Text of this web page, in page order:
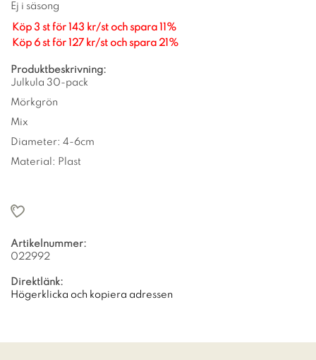
Ej i säsong
Köp 3 st för 143 kr/st och spara 11%
Köp 6 st för 127 kr/st och spara 21%
Produktbeskrivning:
Julkula 30-pack
Mörkgrön
Mix
Diameter: 4-6cm
Material: Plast
Artikelnummer:
022992
Direktlänk:
Högerklicka och kopiera adressen